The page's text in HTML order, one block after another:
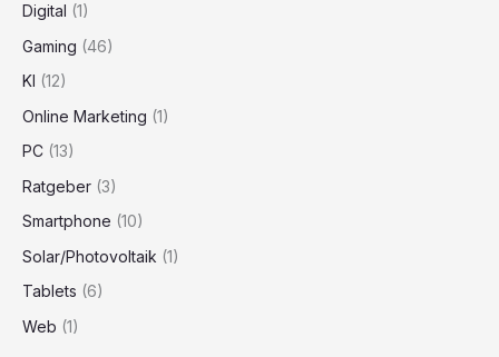
Digital (1)
Gaming (46)
KI (12)
Online Marketing (1)
PC (13)
Ratgeber (3)
Smartphone (10)
Solar/Photovoltaik (1)
Tablets (6)
Web (1)